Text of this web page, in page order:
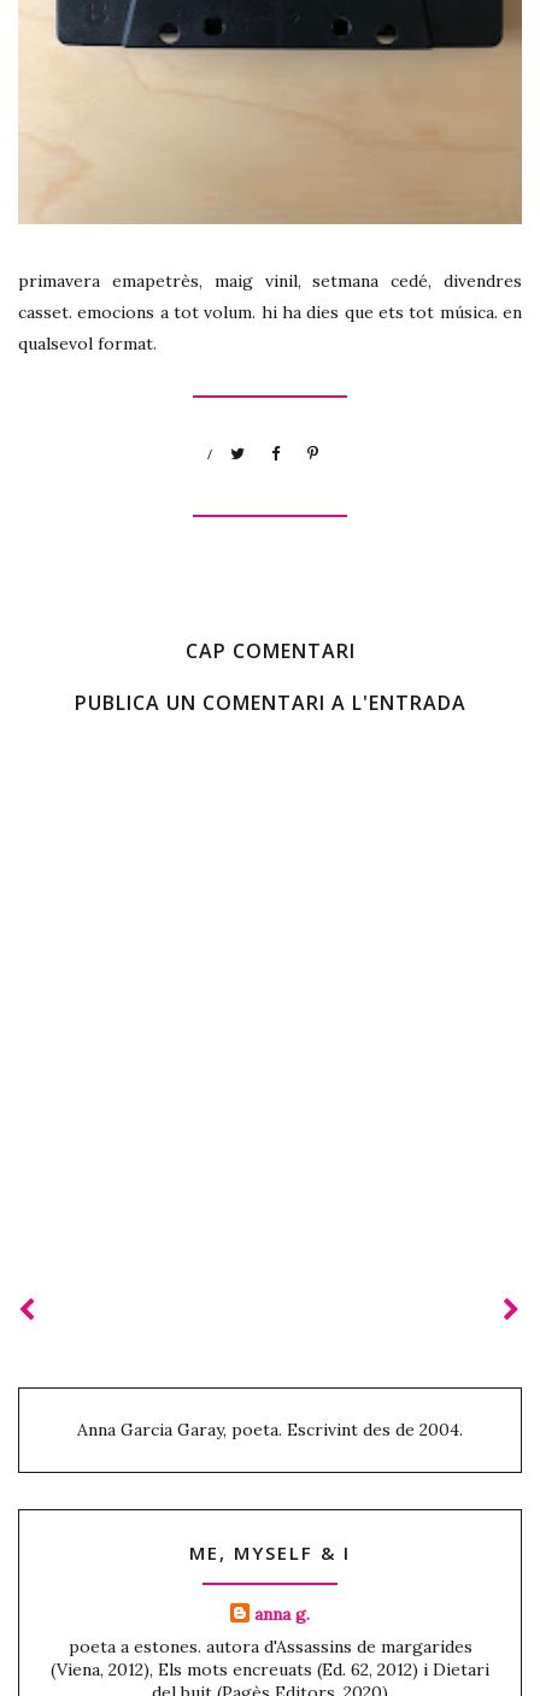
primavera emapetrès, maig vinil, setmana cedé, divendres
casset. emocions a tot volum. hi ha dies que ets tot música. en
qualsevol format.
/
CAP COMENTARI
PUBLICA UN COMENTARI A L'ENTRADA
Anna Garcia Garay, poeta. Escrivint des de 2004.
ME, MYSELF & I
anna g.
poeta a estones. autora d'Assassins de margarides
(Viena, 2012), Els mots encreuats (Ed. 62, 2012) i Dietari